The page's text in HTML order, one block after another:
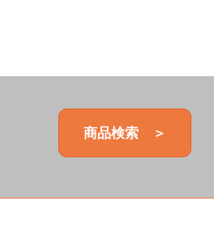
商品検索 ＞